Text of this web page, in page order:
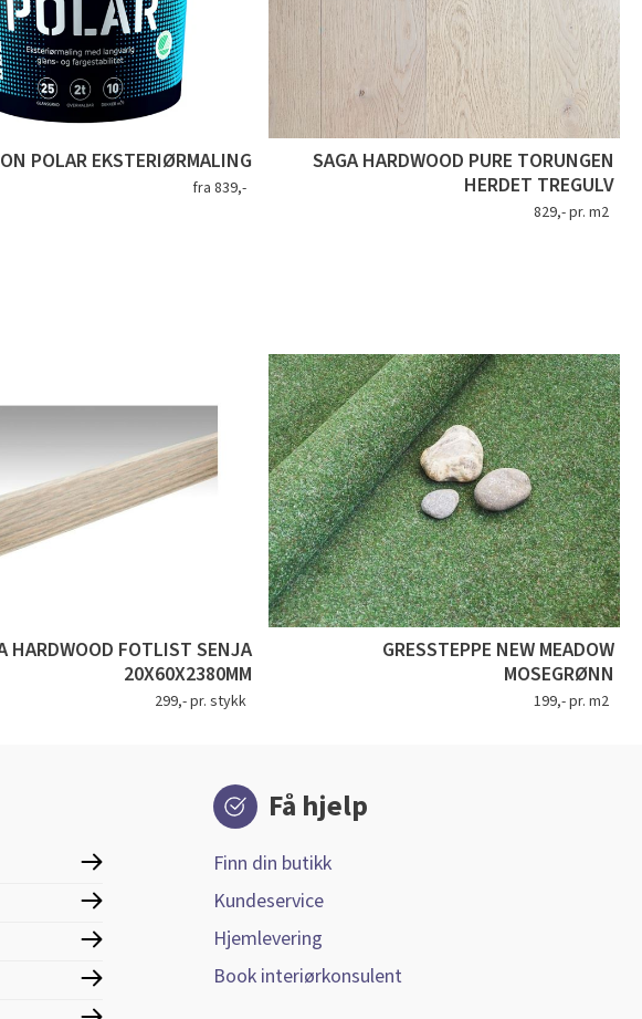
POLAR EKSTERIØRMALING
fra 839,-
SAGA HARDWOOD PURE TORUNGEN
HERDET TREGULV
829,- pr. m2
HARDWOOD FOTLIST SENJA
20X60X2380MM
299,- pr. stykk
GRESSTEPPE NEW MEADOW
MOSEGRØNN
199,- pr. m2
Få hjelp
Finn din butikk
Kundeservice
Hjemlevering
Book interiørkonsulent